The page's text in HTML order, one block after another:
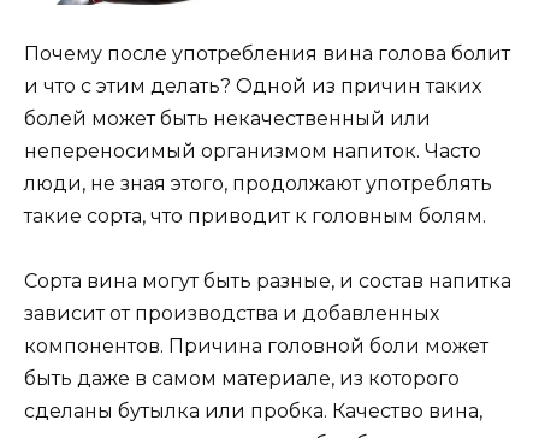
Почему после употребления вина голова болит
и что с этим делать? Одной из причин таких
болей может быть некачественный или
непереносимый организмом напиток. Часто
люди, не зная этого, продолжают употреблять
такие сорта, что приводит к головным болям.
Сорта вина могут быть разные, и состав напитка
зависит от производства и добавленных
компонентов. Причина головной боли может
быть даже в самом материале, из которого
сделаны бутылка или пробка. Качество вина,